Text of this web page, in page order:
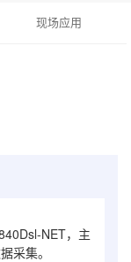
现场应用
NET，主
采集。